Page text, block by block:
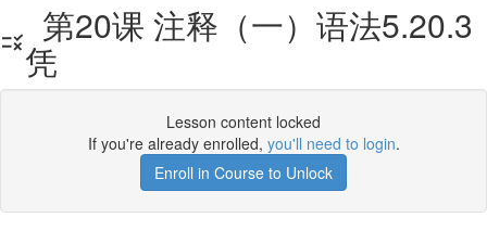
第20课 注释（一）语法5.20.3
凭
Lesson content locked
If you're already enrolled, you'll need to login.
Enroll in Course to Unlock